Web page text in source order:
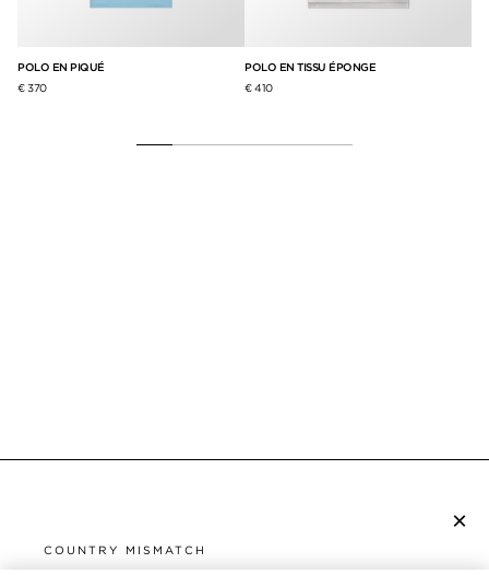
POLO EN PIQUÉ
€ 370
POLO EN TISSU ÉPONGE
€ 410
×
COUNTRY MISMATCH